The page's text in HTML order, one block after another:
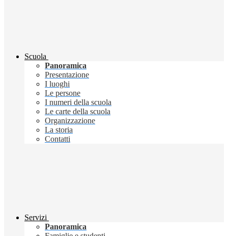
Scuola
Panoramica
Presentazione
I luoghi
Le persone
I numeri della scuola
Le carte della scuola
Organizzazione
La storia
Contatti
Servizi
Panoramica